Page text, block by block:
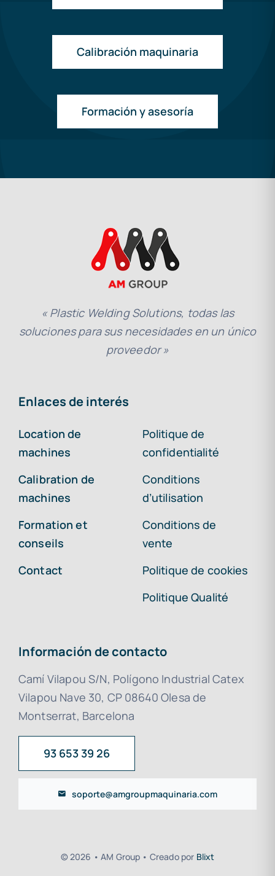
Calibración maquinaria
Formación y asesoría
« Plastic Welding Solutions, todas las
soluciones para sus necesidades en un único
proveedor »
Enlaces de interés
Location de
machines
Calibration de
machines
Formation et
conseils
Contact
Politique de
confidentialité
Conditions
d’utilisation
Conditions de
vente
Politique de cookies
Politique Qualité
Información de contacto
Camí Vilapou S/N, Polígono Industrial Catex
Vilapou Nave 30, CP 08640 Olesa de
Montserrat, Barcelona
93 653 39 26
soporte@amgroupmaquinaria.com
© 2026 • AM Group • Creado por Blixt